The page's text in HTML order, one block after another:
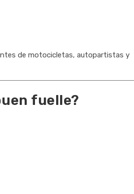
de motocicletas, autopartistas y
fuelle?